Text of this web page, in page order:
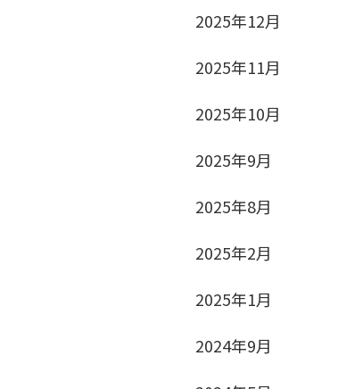
2025年12月
2025年11月
2025年10月
2025年9月
2025年8月
2025年2月
2025年1月
2024年9月